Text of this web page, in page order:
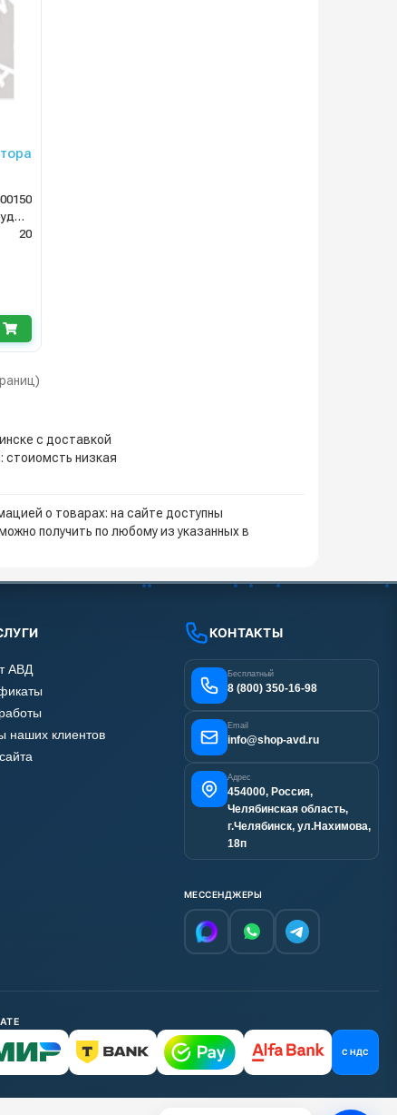
Клининговое оборудование
20
с доставкой
стоиомсть низкая
о товарах: на сайте доступны
получить по любому из указанных в
АВД
наших клиентов
КОНТАКТЫ
Бесплатный
8 (800) 350-16-98
Email
info@shop-avd.ru
Адрес
454000, Россия,
Челябинская область,
г.Челябинск, ул.Нахимова,
18п
МЕССЕНДЖЕРЫ
С НДС